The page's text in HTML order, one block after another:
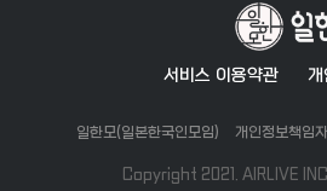
서비스 이용약관
일한모(일본한국인모임) 개인정보책
Copyright 2021. AIRLIVE